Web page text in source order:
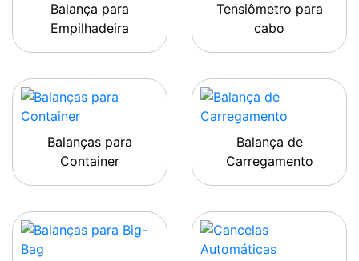
Balança para
Empilhadeira
Tensiômetro para
cabo
Balanças para
Container
Balança de
Carregamento